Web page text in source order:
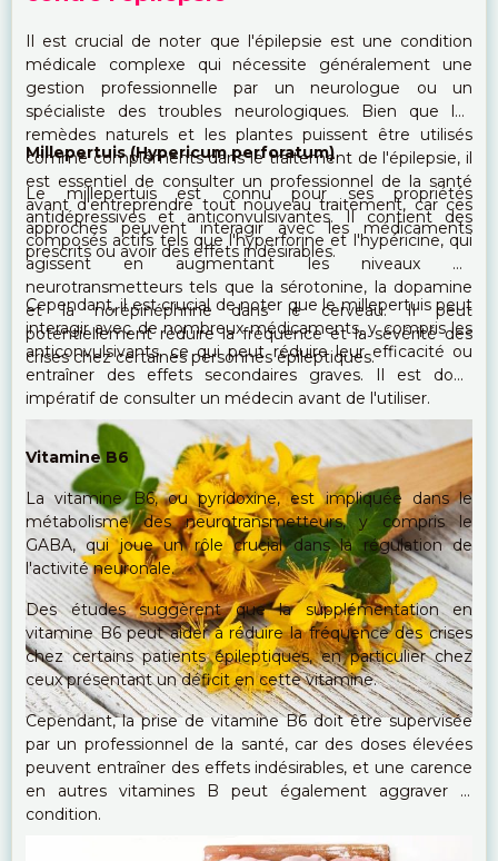
Il est crucial de noter que l'épilepsie est une condition
médicale complexe qui nécessite généralement une
gestion professionnelle par un neurologue ou un
spécialiste des troubles neurologiques. Bien que les
remèdes naturels et les plantes puissent être utilisés
comme compléments dans le traitement de l'épilepsie, il
est essentiel de consulter un professionnel de la santé
avant d'entreprendre tout nouveau traitement, car ces
approches peuvent interagir avec les médicaments
prescrits ou avoir des effets indésirables.
Millepertuis (Hypericum perforatum)
Le millepertuis est connu pour ses propriétés
antidépressives et anticonvulsivantes. Il contient des
composés actifs tels que l'hyperforine et l'hypéricine, qui
agissent en augmentant les niveaux de
neurotransmetteurs tels que la sérotonine, la dopamine
et la norépinéphrine dans le cerveau.Il peut
potentiellement réduire la fréquence et la sévérité des
crises chez certaines personnes épileptiques.
Cependant, il est crucial de noter que le millepertuis peut
interagir avec de nombreux médicaments, y compris les
anticonvulsivants, ce qui peut réduire leur efficacité ou
entraîner des effets secondaires graves. Il est donc
impératif de consulter un médecin avant de l'utiliser.
Vitamine B6
La vitamine B6, ou pyridoxine, est impliquée dans le
métabolisme des neurotransmetteurs, y compris le
GABA, qui joue un rôle crucial dans la régulation de
l'activité neuronale.
Des études suggèrent que la supplémentation en
vitamine B6 peut aider à réduire la fréquence des crises
chez certains patients épileptiques, en particulier chez
ceux présentant un déficit en cette vitamine.
Cependant, la prise de vitamine B6 doit être supervisée
par un professionnel de la santé, car des doses élevées
peuvent entraîner des effets indésirables, et une carence
en autres vitamines B peut également aggraver la
condition.